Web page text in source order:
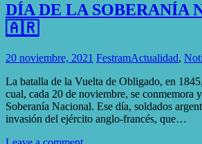
DÍA DE LA SOBERANÍA
🇦🇷
20 noviembre, 2021 FestramActualidad,
La batalla de la Vuelta de Obligado, en
cual, cada 20 de noviembre, se conmemora
Soberanía Nacional. Ese día, soldados
invasión del ejército anglo-francés, que…